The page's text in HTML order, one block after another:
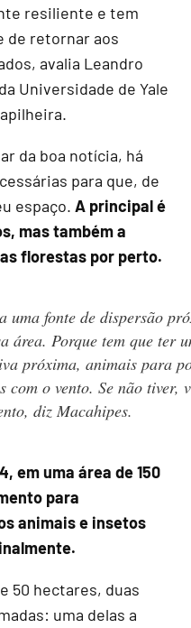
resiliente e tem
de retornar aos
avalia Leandro
Universidade de Yale
da boa notícia, há
para que, de
espaço.A principal é
mas também a
florestas por perto.
uma fonte de dispersão
área. Porque tem que ter
próxima, animais para
com o vento. Se não tiver,
diz Macahipes.
em uma área de 150
para
animais e insetos
50 hectares, duas
uma delas a